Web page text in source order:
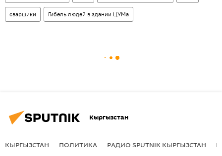
сварщики Гибель людей в здании ЦУМа
Кыргызстан
КЫРГЫЗСТАН ПОЛИТИКА РАДИО SPUTNIK КЫРГЫЗСТАН